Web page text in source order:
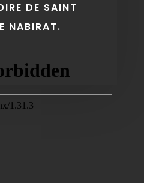
DE SAINT
NABIRAT.